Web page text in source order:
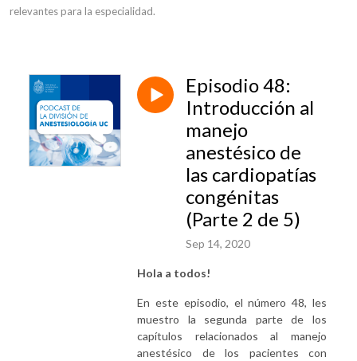
relevantes para la especialidad.
Episodio 48:
Introducción al
manejo
anestésico de
las cardiopatías
congénitas
(Parte 2 de 5)
Sep 14, 2020
Hola a todos!
En este episodio, el número 48, les
muestro la segunda parte de los
capítulos relacionados al manejo
anestésico de los pacientes con